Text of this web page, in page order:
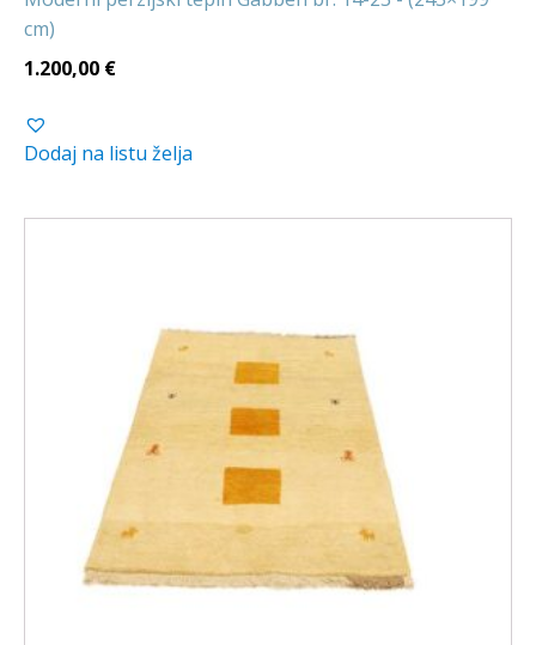
cm)
1.200,00 €
Dodaj na listu želja